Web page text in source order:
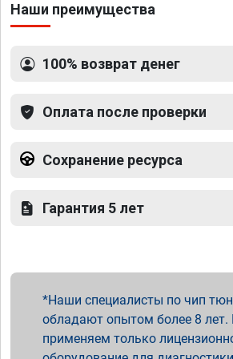
Наши преимущества
100% возврат денег
Оплата после проверки
Сохранение ресурса
Гарантия 5 лет
Наши специалисты по чип
обладают опытом более 8
применяем только